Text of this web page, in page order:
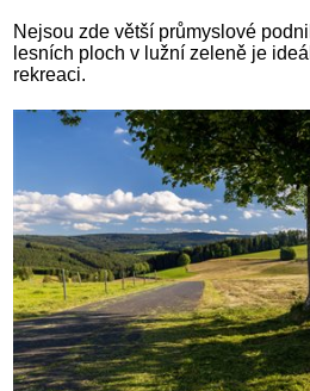
Nejsou zde větší průmyslové
lesních ploch v lužní zeleně je
rekreaci.